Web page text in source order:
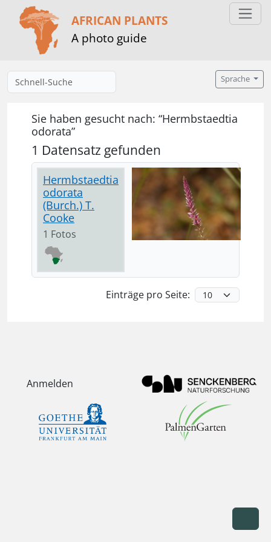
AFRICAN PLANTS
A photo guide
Sprache
Sie haben gesucht nach: “Hermbstaedtia
odorata”
1 Datensatz gefunden
Hermbstaedtia
odorata
(Burch.) T.
Cooke
1 Fotos
Einträge pro Seite:
Anmelden